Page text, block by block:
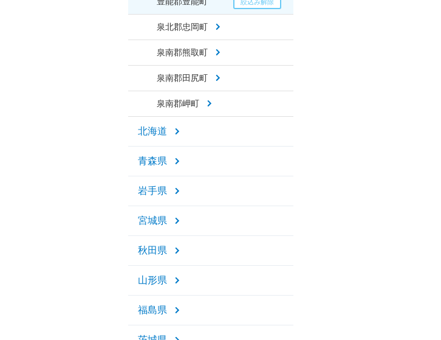
泉北郡忠岡町
泉南郡熊取町
泉南郡田尻町
泉南郡岬町
北海道
青森県
岩手県
宮城県
秋田県
山形県
福島県